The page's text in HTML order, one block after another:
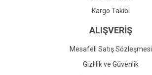
Kargo Takibi
ALIŞVERİŞ
Mesafeli Satış Sözleşmesi
Gizlilik ve Güvenlik